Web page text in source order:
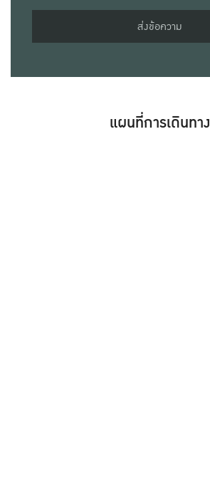
ส่งข้อความ
แผนที่การเดินทาง